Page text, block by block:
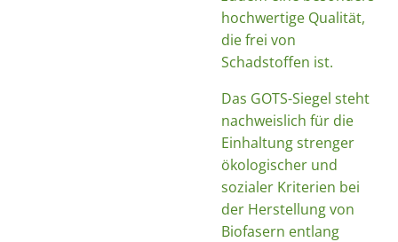
hochwertige Qualität,
die frei von
Schadstoffen ist.
Das GOTS-Siegel steht
nachweislich für die
Einhaltung strenger
ökologischer und
sozialer Kriterien bei
der Herstellung von
Biofasern entlang